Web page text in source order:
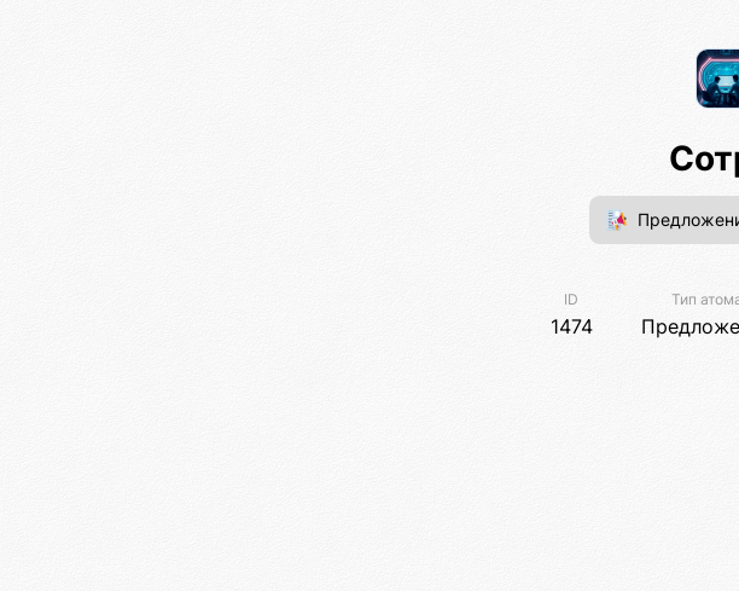
ID
1474
Тип